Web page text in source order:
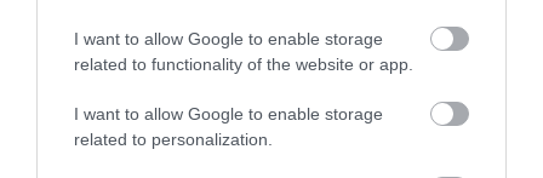
I want to allow Google to enable storage
related to functionality of the website or app.
I want to allow Google to enable storage
related to personalization.
Πώς θα πληρωθούν όσοι
δουλέψουν στις 15 Αυγούστου